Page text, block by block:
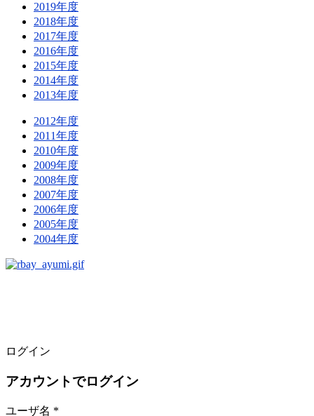
2019年度
2018年度
2017年度
2016年度
2015年度
2014年度
2013年度
2012年度
2011年度
2010年度
2009年度
2008年度
2007年度
2006年度
2005年度
2004年度
ログイン
アカウントでログイン
ユーザ名 *